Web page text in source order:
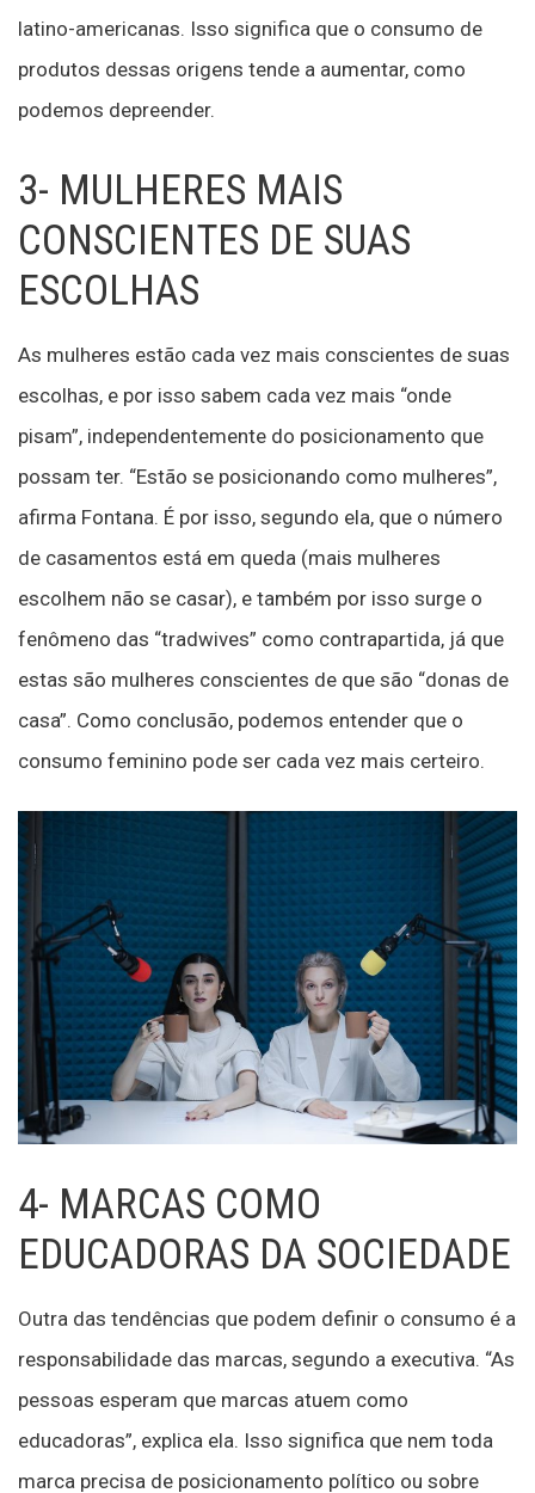
latino-americanas. Isso significa que o consumo de
produtos dessas origens tende a aumentar, como
podemos depreender.
3- MULHERES MAIS
CONSCIENTES DE SUAS
ESCOLHAS
As mulheres estão cada vez mais conscientes de suas
escolhas, e por isso sabem cada vez mais “onde
pisam”, independentemente do posicionamento que
possam ter. “Estão se posicionando como mulheres”,
afirma Fontana. É por isso, segundo ela, que o número
de casamentos está em queda (mais mulheres
escolhem não se casar), e também por isso surge o
fenômeno das “tradwives” como contrapartida, já que
estas são mulheres conscientes de que são “donas de
casa”. Como conclusão, podemos entender que o
consumo feminino pode ser cada vez mais certeiro.
4- MARCAS COMO
EDUCADORAS DA SOCIEDADE
Outra das tendências que podem definir o consumo é a
responsabilidade das marcas, segundo a executiva. “As
pessoas esperam que marcas atuem como
educadoras”, explica ela. Isso significa que nem toda
marca precisa de posicionamento político ou sobre